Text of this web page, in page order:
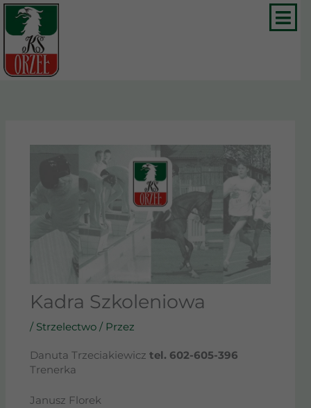
Przejdź
treści
Kadra Szkoleniowa
/ Strzelectwo/ Przez
Danuta Trzeciakiewicz tel. 602-605-396
Trenerka
Janusz Florek